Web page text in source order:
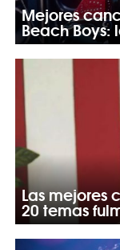
Mejores
Beach Boys:
Las mejores
20 temas